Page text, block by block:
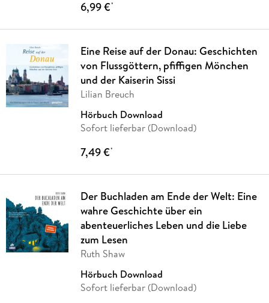
6,99 €*
Eine Reise auf der Donau: Geschichten
von Flussgöttern, pfiffigen Mönchen
und der Kaiserin Sissi
Lilian Breuch
Hörbuch Download
Sofort lieferbar (Download)
7,49 €*
Der Buchladen am Ende der Welt: Eine
wahre Geschichte über ein
abenteuerliches Leben und die Liebe
zum Lesen
Ruth Shaw
Hörbuch Download
Sofort lieferbar (Download)